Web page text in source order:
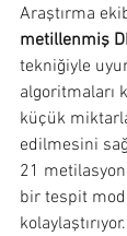
Araştırma
metillenmiş
tekniğiyle
algoritmaları
küçük
edilmesini
21
bir tespit
kolaylaştırıyor.